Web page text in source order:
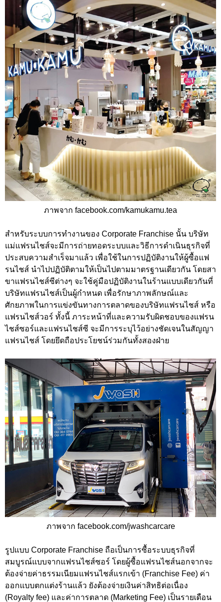
ภาพจาก facebook.com/kamukamu.tea
สำหรับระบบการทำงานของ Corporate Franchise นั้น บริษัท
แม่แฟรนไชส์จะมีการถ่ายทอดระบบและวิธีการดำเนินธุรกิจที่
ประสบความสำเร็จมาแล้ว เพื่อใช้ในการปฏิบัติงานให้ผู้ซื้อแฟ
รนไชส์ นำไปปฏิบัติตามให้เป็นไปตามมาตรฐานเดียวกัน โดยสา
ขาแฟรนไชส์ซีต่างๆ จะใช้คู่มือปฏิบัติงานในร้านแบบเดียวกันที่
บริษัทแฟรนไชส์เป็นผู้กำหนด เพื่อรักษาภาพลักษณ์และ
ศักยภาพในการแข่งขันทางการตลาดของบริษัทแฟรนไชส์ หรือ
แฟรนไชส์วอร์ ทั้งนี้ ภาระหน้าที่และความรับผิดชอบของแฟรน
ไชส์ซอร์และแฟรนไชส์ซี จะมีการระบุไว้อย่างชัดเจนในสัญญา
แฟรนไชส์ โดยยึดถือประโยชน์ร่วมกันทั้งสองฝ่าย
ภาพจาก facebook.com/jwashcarcare
รูปแบบ Corporate Franchise ถือเป็นการซื้อระบบธุรกิจที่
สมบูรณ์แบบจากแฟรนไชส์ซอร์ โดยผู้ซื้อแฟรนไชส์นอกจากจะ
ต้องจ่ายค่าธรรมเนียมแฟรนไชส์แรกเข้า (Franchise Fee) ค่า
ออกแบบตกแต่งร้านแล้ว ยังต้องจ่ายเงินค่าสิทธิต่อเนื่อง
(Royalty fee) และค่าการตลาด (Marketing Fee) เป็นรายเดือน